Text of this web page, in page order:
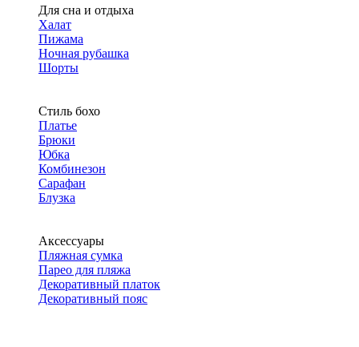
Для сна и отдыха
Халат
Пижама
Ночная рубашка
Шорты
Стиль бохо
Платье
Брюки
Юбка
Комбинезон
Сарафан
Блузка
Аксессуары
Пляжная сумка
Парео для пляжа
Декоративный платок
Декоративный пояс